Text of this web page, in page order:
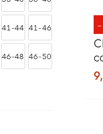
41-44 41-46
46-48 46-50